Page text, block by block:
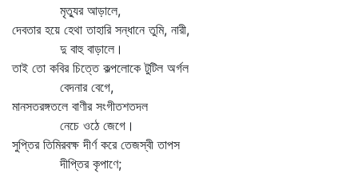
মৃত্যুর আড়ালে,
দেবতার হয়ে হেথা তাহারি সন্ধানে তুমি, নারী,
দু বাহু বাড়ালে।
তাই তো কবির চিত্তে কল্পলোকে টুটিল অর্গল
বেদনার বেগে,
মানসতরঙ্গতলে বাণীর সংগীতশতদল
নেচে ওঠে জেগে।
সুপ্তির তিমিরবক্ষ দীর্ণ করে তেজস্বী তাপস
দীপ্তির কৃপাণে;